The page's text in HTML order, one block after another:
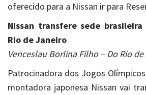
oferecido para a Nissan ir para
Nissan transfere sede
Rio de Janeiro
Venceslau Borlina Filho – Do Rio
Patrocinadora dos Jogos
montadora japonesa Nissan vai